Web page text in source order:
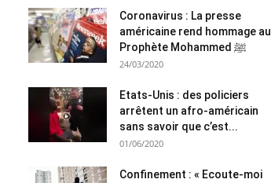
Coronavirus : La presse
américaine rend hommage au
Prophète Mohammed ﷺ
24/03/2020
Etats-Unis : des policiers
arrêtent un afro-américain
sans savoir que c’est...
01/06/2020
Confinement : « Ecoute-moi